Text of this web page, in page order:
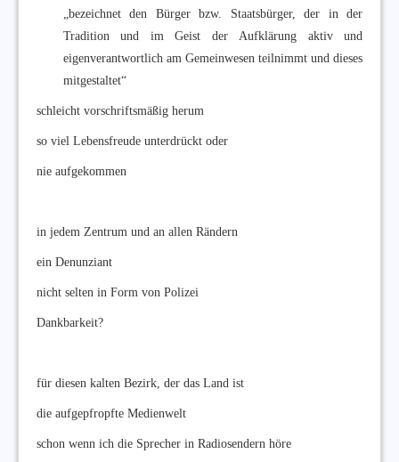
„bezeichnet den Bürger bzw. Staatsbürger, der in der
Tradition und im Geist der Aufklärung aktiv und
eigenverantwortlich am Gemeinwesen teilnimmt und dieses
mitgestaltet“
schleicht vorschriftsmäßig herum
so viel Lebensfreude unterdrückt oder
nie aufgekommen
in jedem Zentrum und an allen Rändern
ein Denunziant
nicht selten in Form von Polizei
Dankbarkeit?
für diesen kalten Bezirk, der das Land ist
die aufgepfropfte Medienwelt
schon wenn ich die Sprecher in Radiosendern höre